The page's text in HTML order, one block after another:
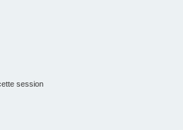
session